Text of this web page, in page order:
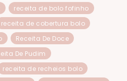
receita de bolo fofinho
receita de cobertura bolo
Receita De Doce
De Pudim
receita de recheios bolo